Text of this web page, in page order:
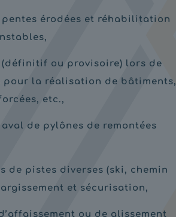
pentes érodées et réhabilitation
(définitif ou provisoire) lors de
pour la réalisation de bâtiments,
etc.,
de pylônes de remontées
de pistes diverses (ski, chemin
et sécurisation,
ou de glissement